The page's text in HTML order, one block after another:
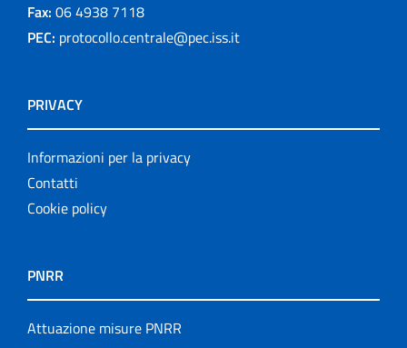
Fax: 06 4938 7118
PEC: protocollo.centrale@pec.iss.it
PRIVACY
Informazioni per la privacy
Contatti
Cookie policy
PNRR
Attuazione misure PNRR